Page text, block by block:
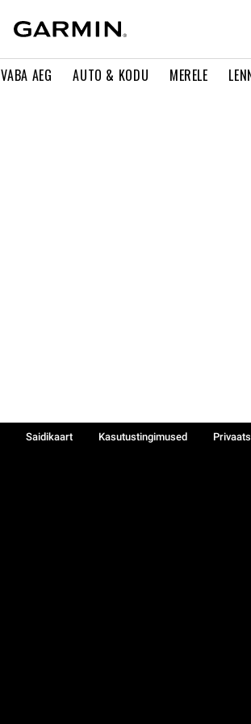
VABA AEG AUTO & KODU MERELE
Saidikaart Kasutustingimused